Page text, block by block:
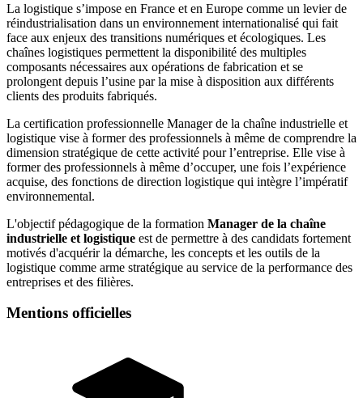
La logistique s’impose en France et en Europe comme un levier de
réindustrialisation dans un environnement internationalisé qui fait
face aux enjeux des transitions numériques et écologiques. Les
chaînes logistiques permettent la disponibilité des multiples
composants nécessaires aux opérations de fabrication et se
prolongent depuis l’usine par la mise à disposition aux différents
clients des produits fabriqués.
La certification professionnelle Manager de la chaîne industrielle et
logistique vise à former des professionnels à même de comprendre la
dimension stratégique de cette activité pour l’entreprise. Elle vise à
former des professionnels à même d’occuper, une fois l’expérience
acquise, des fonctions de direction logistique qui intègre l’impératif
environnemental.
L'objectif pédagogique de la formation Manager de la chaîne
industrielle et logistique est de permettre à des candidats fortement
motivés d'acquérir la démarche, les concepts et les outils de la
logistique comme arme stratégique au service de la performance des
entreprises et des filières.
Mentions officielles